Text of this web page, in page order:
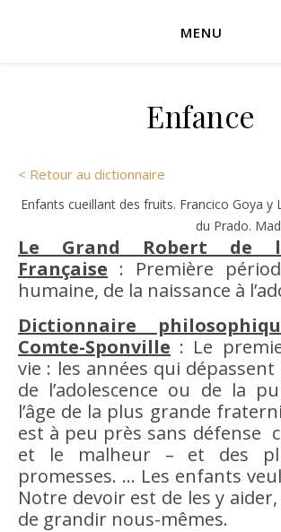
MENU
Enfance
< Retour au dictionnaire
Enfants cueillant des fruits. Francico Goya
du Prado.
Le Grand Robert de la Langue
Française : Première
humaine, de la naissance à
Dictionnaire
Comte-Sponville : Le
vie : les années qui dépassent
de l’adolescence ou de la
l’âge de la plus grande
est à peu près sans défense
et le malheur – et des
promesses. … Les enfants
Notre devoir est de les y
de grandir nous-mêmes.